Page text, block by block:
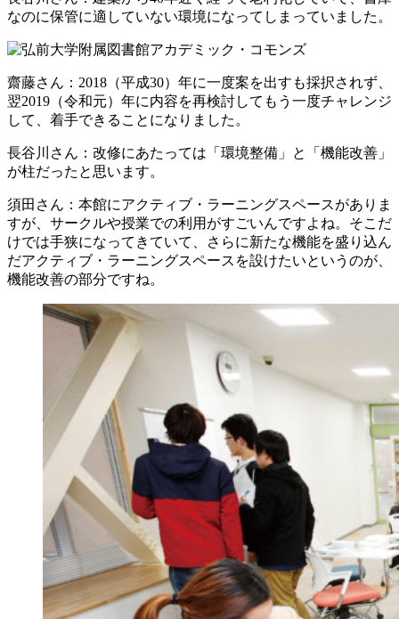
なのに保管に適していない環境になってしまっていました。
齋藤さん ：2018（平成30）年に一度案を出すも採択されず、
翌2019（令和元）年に内容を再検討してもう一度チャレンジ
して、着手できることになりました。
長谷川さん ：改修にあたっては「環境整備」と「機能改善」
が柱だったと思います。
須田さん ：本館にアクティブ・ラーニングスペースがありま
すが、サークルや授業での利用がすごいんですよね。そこだ
けでは手狭になってきていて、さらに新たな機能を盛り込ん
だアクティブ・ラーニングスペースを設けたいというのが、
機能改善の部分ですね。